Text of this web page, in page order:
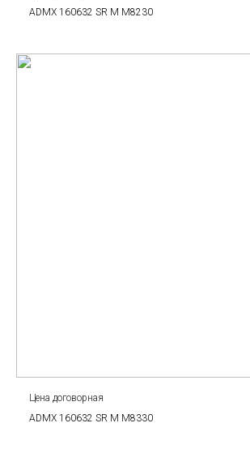
ADMX 160632 SR M M8230
Цена договорная
ADMX 160632 SR M M8330